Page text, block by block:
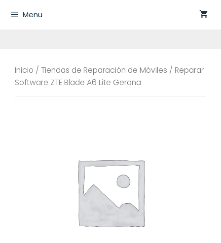
Menu
Inicio / Tiendas de Reparación de Móviles / Reparar
Software ZTE Blade A6 Lite Gerona